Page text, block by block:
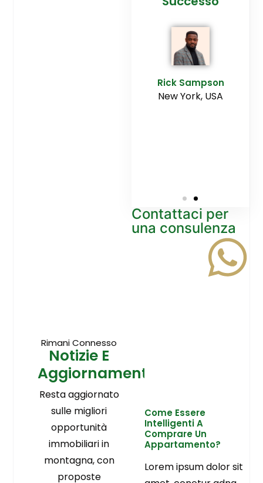
Rick Sampson
New York, USA
Contattaci per
una consulenza
Rimani Connesso
Notizie E
Aggiornamenti
Resta aggiornato
sulle migliori
opportunità
immobiliari in
montagna, con
proposte
Come Essere
Intelligenti A
Comprare Un
Appartamento?
Lorem ipsum dolor sit